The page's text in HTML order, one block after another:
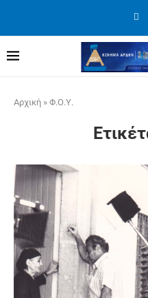
Αρχική » Φ.Ο.Υ.